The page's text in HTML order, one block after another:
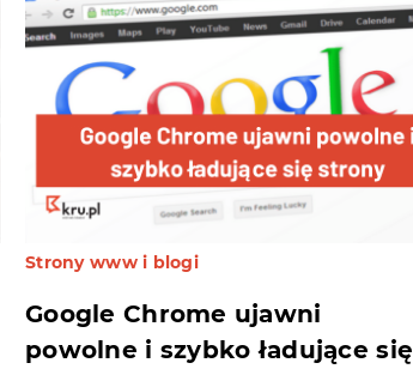
Strony www i blogi
Google Chrome ujawni
powolne i szybko ładujące się